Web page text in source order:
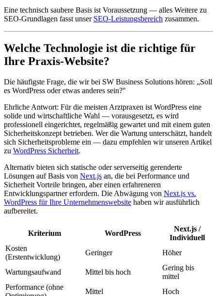
Eine technisch saubere Basis ist Voraussetzung — alles Weitere zu
SEO-Grundlagen fasst unser SEO-Leistungsbereich zusammen.
Welche Technologie ist die richtige für
Ihre Praxis-Website?
Die häufigste Frage, die wir bei SW Business Solutions hören: „Soll
es WordPress oder etwas anderes sein?"
Ehrliche Antwort: Für die meisten Arztpraxen ist WordPress eine
solide und wirtschaftliche Wahl — vorausgesetzt, es wird
professionell eingerichtet, regelmäßig gewartet und mit einem guten
Sicherheitskonzept betrieben. Wer die Wartung unterschätzt, handelt
sich Sicherheitsprobleme ein — dazu empfehlen wir unseren Artikel
zu WordPress Sicherheit.
Alternativ bieten sich statische oder serverseitig gerenderte
Lösungen auf Basis von Next.js an, die bei Performance und
Sicherheit Vorteile bringen, aber einen erfahreneren
Entwicklungspartner erfordern. Die Abwägung von Next.js vs.
WordPress für Ihre Unternehmenswebsite haben wir ausführlich
aufbereitet.
Kriterium WordPress
Next.js /
Individuell
Kosten
(Erstentwicklung)
Geringer Höher
Wartungsaufwand Mittel bis hoch
Gering bis
mittel
Performance (ohne
Mittel
Hoch